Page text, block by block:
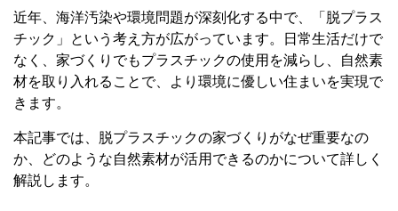
近年、海洋汚染や環境問題が深刻化する中で、「脱プラス
チック」という考え方が広がっています。日常生活だけで
なく、家づくりでもプラスチックの使用を減らし、自然素
材を取り入れることで、より環境に優しい住まいを実現で
きます。
本記事では、脱プラスチックの家づくりがなぜ重要なの
か、どのような自然素材が活用できるのかについて詳しく
解説します。